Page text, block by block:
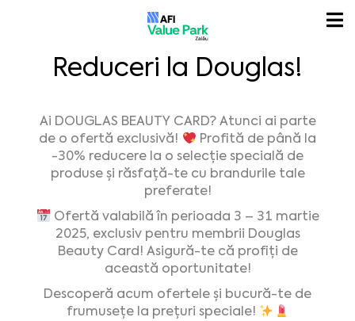
Reduceri la Douglas!
Ai DOUGLAS BEAUTY CARD? Atunci ai parte
de o ofertă exclusivă!
Profită de până la
-30% reducere la o selecție specială de
produse și răsfață-te cu brandurile tale
preferate!
Ofertă valabilă în perioada 3 – 31 martie
2025, exclusiv pentru membrii Douglas
Beauty Card! Asigură-te că profiți de
această oportunitate!
Descoperă acum ofertele și bucură-te de
frumusețe la prețuri speciale!